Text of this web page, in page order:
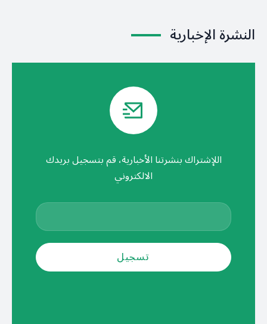
النشرة الإخبارية
اللإشتراك بنشرتنا الأخبارية، قم بتسجيل بريدك
الالكتروني